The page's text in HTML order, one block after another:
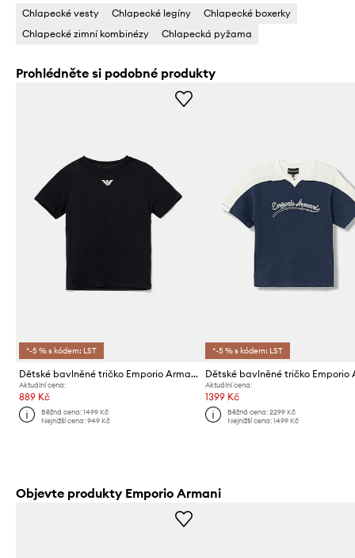
Chlapecké vesty Chlapecké legíny
Chlapecké boxerky
Chlapecké zimní kombinézy
Chlapecká pyžama
Prohlédněte si podobné produkty
*-5 % s kódem: LST
Dětské bavlněné tričko Emporio Armani
Aktuální cena:
889 Kč
Běžná cena:1499 Kč
Nejnižší cena:949 Kč
*-5 % s kódem: LST
Aktuální cena:
1399 Kč
Běžná cena: 2299 Kč
Nejnižší cena: 1499 Kč
Objevte produkty Emporio Armani